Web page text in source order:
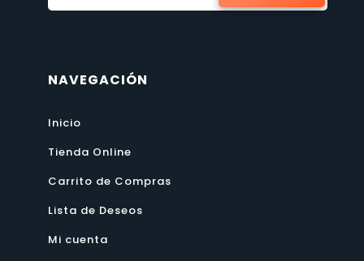
NAVEGACIÓN
Inicio
Tienda Online
Carrito de Compras
Lista de Deseos
Mi cuenta